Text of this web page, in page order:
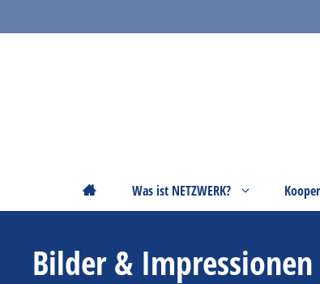
Inhalt
StartseiteWas ist NETZWERK?
Bilder & Impressionen